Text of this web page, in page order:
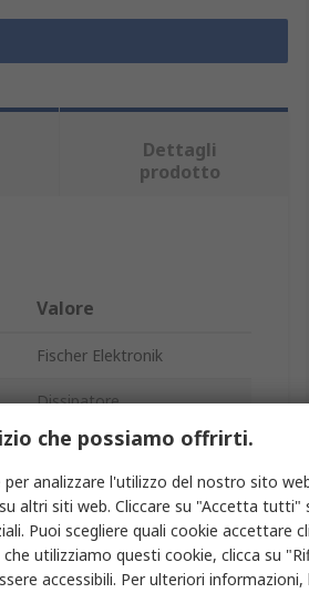
Dettagli
prodotto
Valore
Fischer Elektronik
Dissipatore
Universal Square Alu
100mm
100mm
40mm
che possiamo offrirti.
analizzare l'utilizzo del nostro sito
altri siti web. Cliccare su "Accetta tutti"
Puoi scegliere quali cookie accettare
utilizziamo questi cookie, clicca su
accessibili. Per ulteriori informazioni,